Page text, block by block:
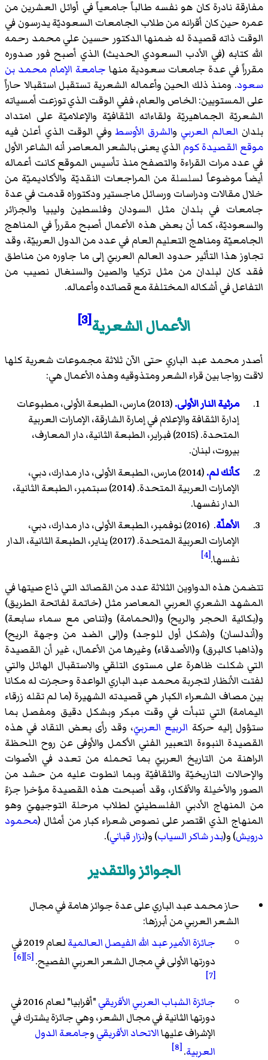
مفارقة نادرة كان هو نفسه طالباً جامعياً في أوائل العشرين من
عمره حين كان أقرانه من طلاب الجامعات السعوديّة يدرسون في
الوقت ذاته قصيدة له ضمنها الدكتور حسين علي محمد رحمه
الله كتابه (في الأدب السعودي الحديث) الذي أصبح فور صدوره
مقرراً في عدة جامعات سعودية منها جامعة الإمام محمد بن
سعود. ومنذ ذلك الحين وأعماله الشعرية تستقبل استقبالا حاراً
على المستويين: الخاص والعام، ففي الوقت الذي توزعت أمسياته
الشعريّة الجماهيريّة ولقاءاته الثقافيّة والإعلاميّة على امتداد
بلدان العالم العربي والشرق الأوسط وفي الوقت الذي أعلن فيه
موقع القصيدة كوم الذي يعنى بالشعر المعاصر أنه الشاعر الأول
في عدد مرات القراءة والتصفح منذ تأسيس الموقع كانت أعماله
أيضاً موضوعاً لسلسلة من المراجعات النقديّة والأكاديميّة من
خلال مقالات ودراسات ورسائل ماجستير ودكتوراه قدمت في عدة
جامعات في بلدان مثل السودان وفلسطين وليبيا والجزائر
والسعوديّة، كما أن بعض هذه الأعمال أصبح مقرراً في المناهج
الجامعيّة ومناهج التعليم العام في عدد من الدول العربيّة، وقد
تجاوز هذا التأثير حدود العالم العربيّ إلى ما جاوره من مناطق
فقد كان لبلدان من مثل تركيا والصين والسنغال نصيب من
التفاعل في أشكاله المختلفة مع قصائده وأعماله.
الأعمال الشعرية[3]
أصدر محمد عبد الباري حتى الآن ثلاثة مجموعات شعرية كلها
لاقت رواجا بين قراء الشعر ومتذوقيه وهذه الأعمال هي:
مرثية النار الأولى.
(2013) مارس، الطبعة الأولى، مطبوعات
إدارة الثقافة والإعلام في إمارة الشارقة، الإمارات العربية
المتحدة. (2015) فبراير، الطبعة الثانية، دار المعارف،
بيروت، لبنان.
كأنك لم.
(2014) مارس، الطبعة الأولى، دار مدارك، دبي،
الإمارات العربية المتحدة. (2014) سبتمبر، الطبعة الثانية،
الدار نفسها.
الأهلّة
. (2016) نوفمبر، الطبعة الأولى، دار مدارك، دبي،
الإمارات العربية المتحدة. (2017) يناير، الطبعة الثانية، الدار
نفسها.[4]
تتضمن هذه الدواوين الثلاثة عدد من القصائد التي ذاع صيتها في
المشهد الشعري العربي المعاصر مثل (خاتمة لفاتحة الطريق)
و(بكائية الحجر والريح) و(الحمامة) و(تناص مع سماء سابعة)
و(أندلسان) و(شكل أول للوجد) و(إلى الضد من وجهة الريح)
و(ذاهبا كالبرق) و(الأصدقاء) وغيرها من الأعمال، غير أن القصيدة
التي شكلت ظاهرة على مستوى التلقي والاستقبال الهائل والتي
لفتت الأنظار لتجربة محمد عبد الباري الواعدة وحجزت له مكانا
بين مصاف الشعراء الكبار هي قصيدته الشهيرة (ما لم تقله زرقاء
اليمامة) التي تنبأت في وقت مبكر وبشكل دقيق ومفصل بما
ستؤول إليه حركة الربيع العربيّ، وقد رأى بعض النقاد في هذه
القصيدة النبوءة التعبير الفني الأكمل والأوفى عن روح اللحظة
الراهنة من التاريخ العربيّ بما تحمله من تعدد في الأصوات
والإحالات التاريخيّة والثقافيّة وبما انطوت عليه من حشد من
الصور والأخيلة والأفكار، وقد أصبحت هذه القصيدة مؤخرا جزءً
من المنهاج الأدبي الفلسطينيّ لطلاب مرحلة التوجيهيّ وهو
المنهاج الذي اقتصر على نصوص شعراء كبار من أمثال (محمود
درويش) و(بدر شاكر السياب) و(نزار قباني).
الجوائز والتقدير
حاز محمد عبد الباري على عدة جوائز هامة في مجال
الشعر العربي من أبرزها:
جائزة الأمير عبد الله الفيصل العالمية
لعام 2019 في
دورتها الأولى في مجال الشعر العربي الفصيح.[5]
[6]
[7]
جائزة الشباب العربي الأفريقي
"أفرابيا" لعام 2016 في
دورتها الثانية في مجال الشعر، وهي جائزة يشترك في
الإشراف عليهاالاتحاد الأفريقيوجامعة الدول
العربية.
[8]